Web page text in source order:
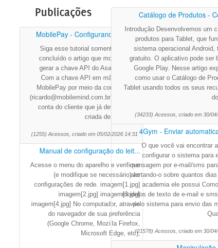
Publicações
MobilePay - Configurando para ...
Siga esse tutorial somente após ter
concluído o artigo que mostra como
gerar a chave API do Asaas.&nbsp;
Com a chave API em mãos, abra o
MobilePay por meio da conta master
(ricardo@mobilemind.com.br); Entre na
conta do cliente que já deve ter sido
criada dentro do 4G
(1255) Acessos, criado em 05/02/2026 14:31
Manual de configuração do leit...
Acesse o menu do aparelho e verifique
(e modifique se necessário) as
configurações de rede. imagem[1.jpg]
imagem[2.jpg] imagem[3.jpg]
imagem[4.jpg] No computador, através
do navegador de sua preferência
(Google Chrome, Mozilla Firefox,
Microsoft Edge, etc),
Catálogo de Produtos -
Introdução Desenvolvemos um
produtos para Tablet, que
sistema operacional Android,
gratuito. O aplicativo pode ser
Google Play. Nesse artigo
como usar o Catálogo de
Tablet usando todos os seus
(34233) Acessos, criado em 30/
4Gym - Enviar
O que você vai encontrar
configurar o sistema para
mensagem por e-mail/sms
alertando-o sobre quantos
academia ele possui
modelos de texto de e-mail e
pelo sistema para envio das
(21578) Acessos, criado em 30/